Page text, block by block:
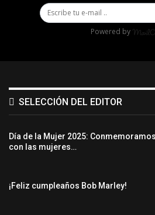
Powered by
SELECCIÓN DEL EDITOR
Día de la Mujer 2025:
con las mujeres…
¡Feliz cumpleaños Bob Marley!